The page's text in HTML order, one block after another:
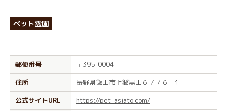
ペット霊園
郵便番号
〒395-0004
住所
長野県飯田市上郷黒田６７７６−１
公式サイトURL
https://pet-asiato.com/